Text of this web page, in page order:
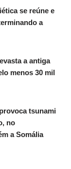
se reúne e
a
a antiga
menos 30 mil
tsunami
no
a Somália